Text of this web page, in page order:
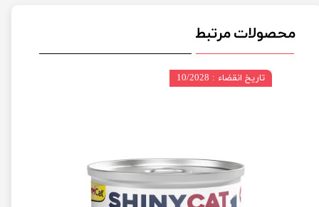
محصولات مرتبط
تاریخ انقضاء : 10/2028